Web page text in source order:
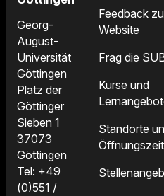
Mo–Fr: 11:00–
16:00 Uhr
Webseite
Katalog:
Öffnungszeiten
Keine festen
Öffnungszeiten.
Benutzung für
institutsfremde
InteressentInnen nur auf
Anfrage möglich.
Ausleihe nur an
Institutsangehörige
möglich
Georg-
August-
Universität
Göttingen
Platz der
Göttinger
Sieben 1
37073
Göttingen
Tel: +49
(0)551 /
Feedback
Website
Frag die
Kurse und
Standorte